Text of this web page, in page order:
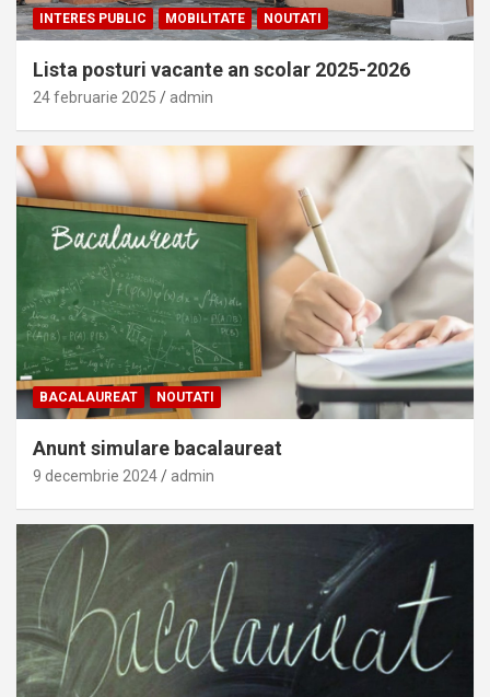
INTERES PUBLIC MOBILITATE NOUTATI
Lista posturi vacante an scolar 2025-2026
24 februarie 2025 admin
BACALAUREAT NOUTATI
Anunt simulare bacalaureat
9 decembrie 2024 admin